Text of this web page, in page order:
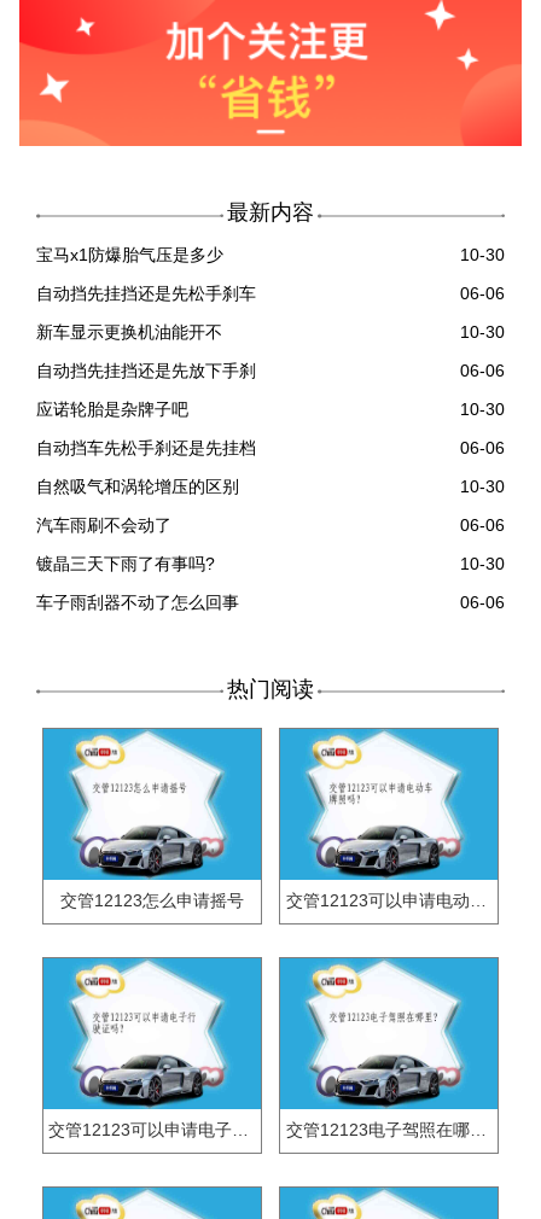
最新内容
宝马x1防爆胎气压是多少
10-30
自动挡先挂挡还是先松手刹车
06-06
新车显示更换机油能开不
10-30
自动挡先挂挡还是先放下手刹
06-06
应诺轮胎是杂牌子吧
10-30
自动挡车先松手刹还是先挂档
06-06
自然吸气和涡轮增压的区别
10-30
汽车雨刷不会动了
06-06
镀晶三天下雨了有事吗?
10-30
车子雨刮器不动了怎么回事
06-06
热门阅读
交管12123怎么申请摇号
交管12123电子驾照在哪里？